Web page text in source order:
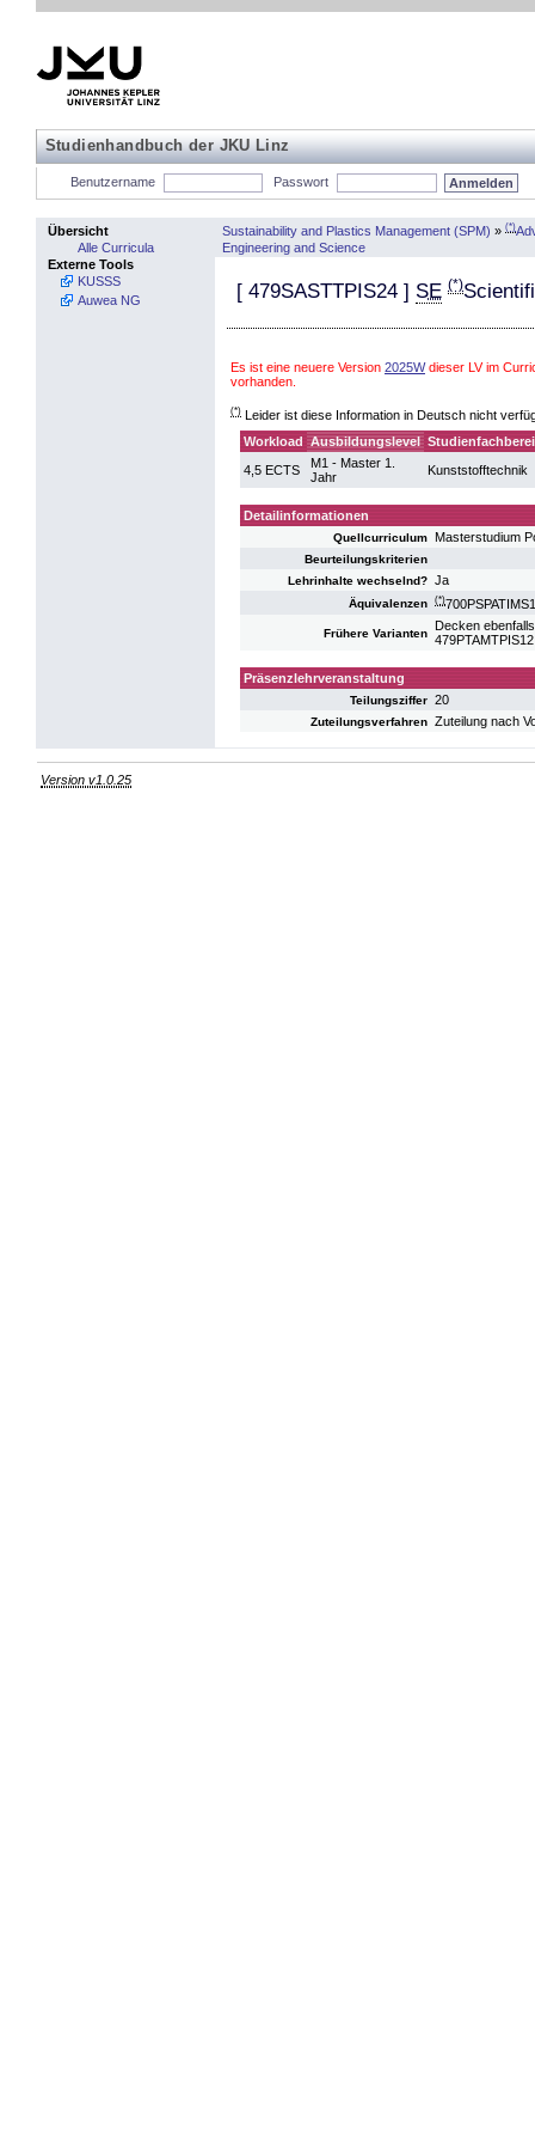
Studienhandbuch der JKU Linz
Benutzername Passwort
Übersicht
Alle Curricula
Externe Tools
KUSSS
Auwea NG
Sustainability and Plastics Management (SPM) » (*)
Engineering and Science
[ 479SASTTPIS24 ] SE (*)
Es ist eine neuere Version 2025Wdieser LV im
vorhanden.
(*) Leider ist diese Information in Deutsch nicht
Workload Ausbildungslevel
4,5 ECTS
M1 - Master 1.
Jahr
Kunststofftechnik
Detailinformationen
Quellcurriculum Masterstudium
Beurteilungskriterien
Lehrinhalte wechselnd? Ja
Äquivalenzen (*)
Frühere Varianten
Decken
Präsenzlehrveranstaltung
Teilungsziffer 20
Zuteilungsverfahren Zuteilung nach
Version v1.0.25